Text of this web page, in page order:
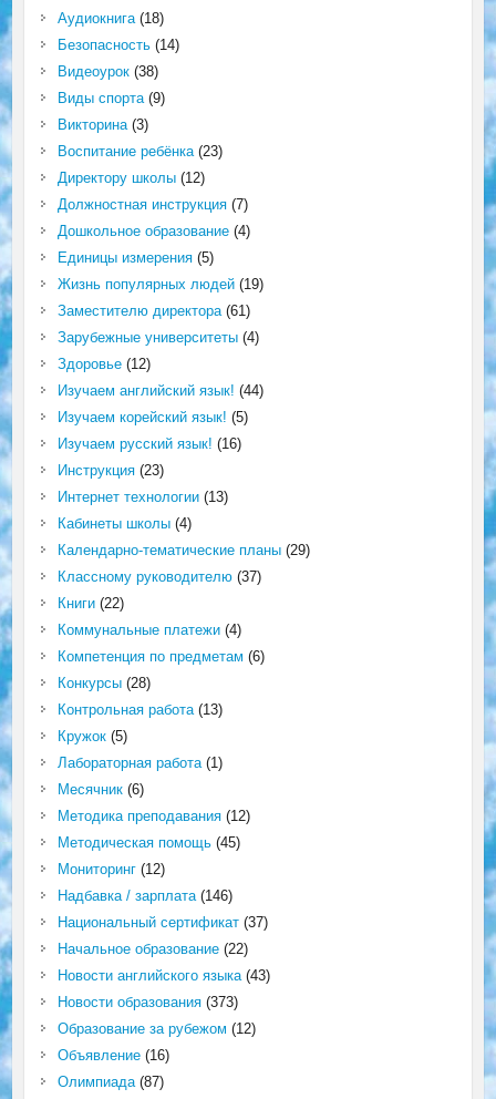
Аудиокнига(18)
Безопасность(14)
Видеоурок(38)
Виды спорта(9)
Викторина(3)
Воспитание ребёнка(23)
Директору школы(12)
Должностная инструкция(7)
Дошкольное образование(4)
Единицы измерения(5)
Жизнь популярных людей(19)
Заместителю директора(61)
Зарубежные университеты(4)
Здоровье(12)
Изучаем английский язык! (44)
Изучаем корейский язык! (5)
Изучаем русский язык! (16)
Инструкция(23)
Интернет технологии(13)
Кабинеты школы(4)
Календарно-тематические планы(29)
Классному руководителю(37)
Книги(22)
Коммунальные платежи(4)
Компетенция по предметам (6)
Конкурсы(28)
Контрольная работа(13)
Кружок(5)
Лабораторная работа(1)
Месячник(6)
Методика преподавания(12)
Методическая помощь(45)
Мониторинг(12)
Надбавка / зарплата(146)
Национальный сертификат(37)
Начальное образование(22)
Новости английского языка(43)
Новости образования(373)
Образование за рубежом (12)
Объявление(16)
Олимпиада(87)